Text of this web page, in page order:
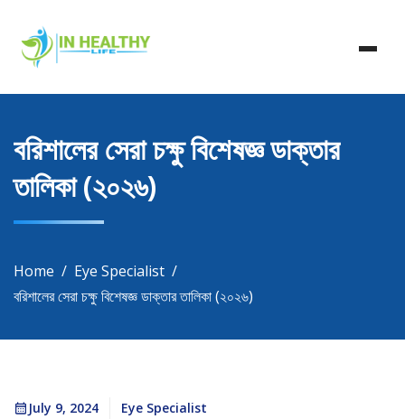
content
In Healthy Life
In Healthy Life, Healthy Life, Health Life, Doctor List,
Doctor Listing
বরিশালের সেরা চক্ষু বিশেষজ্ঞ ডাক্তার
তালিকা (২০২৬)
Home
Eye Specialist
বরিশালের সেরা চক্ষু বিশেষজ্ঞ ডাক্তার তালিকা (২০২৬)
July 9, 2024 Eye Specialist